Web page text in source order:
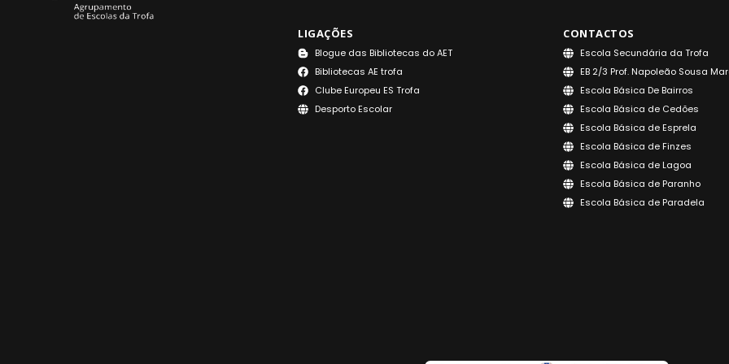
LIGAÇÕES
Blogue das Bibliotecas do AET
Bibliotecas AE trofa
Clube Europeu ES Trofa
Desporto Escolar
CONTACTOS
Escola Secundária da Trofa
EB 2/3 Prof. Napoleão Sousa
Escola Básica De Bairros
Escola Básica de Cedões
Escola Básica de Esprela
Escola Básica de Finzes
Escola Básica de Lagoa
Escola Básica de Paranho
Escola Básica de Paradela